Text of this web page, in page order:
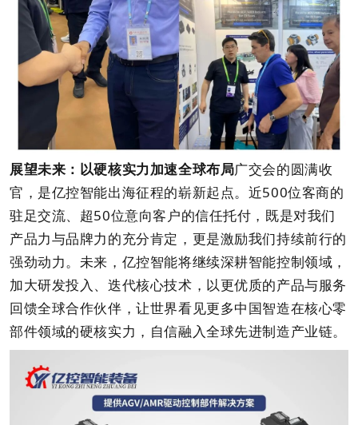
展望未来：以硬核实力加速全球布局广交会的圆满收
官，是亿控智能出海征程的崭新起点。近500位客商的
驻足交流、超50位意向客户的信任托付，既是对我们
产品力与品牌力的充分肯定，更是激励我们持续前行的
强劲动力。未来，亿控智能将继续深耕智能控制领域，
加大研发投入、迭代核心技术，以更优质的产品与服务
回馈全球合作伙伴，让世界看见更多中国智造在核心零
部件领域的硬核实力，自信融入全球先进制造产业链。